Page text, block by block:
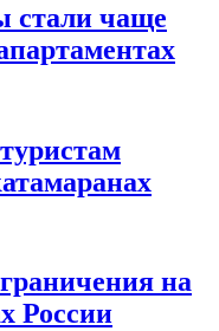
стали чаще
на
России